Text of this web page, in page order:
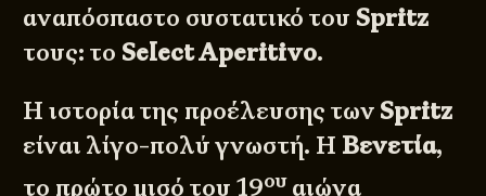
αναπόσπαστο συστατικό του Spritz
τους: το Select Aperitivo.
Η ιστορία της προέλευσης των Spritz
είναι λίγο-πολύ γνωστή. Η Βενετία,
το πρώτο μισό του 19ουαιώνα